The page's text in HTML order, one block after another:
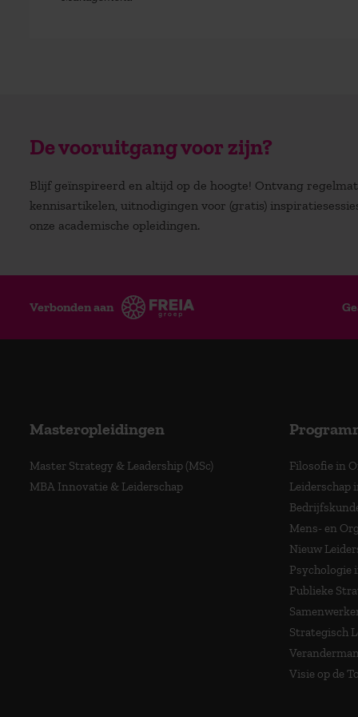
De vooruitgang voor zijn?
Blijf geïnspireerd en altijd op de hoogte! Ontvang
kennisartikelen, uitnodigingen voor (gratis)
onze academische opleidingen.
Verbonden aan
Masteropleidingen
Master Strategy & Leadership (MSc)
MBA Innovatie & Leiderschap
Filosofie in
Leiderschap
Mens- en
Nieuw
Psychologie
Publieke
Strategisch
Visie op de